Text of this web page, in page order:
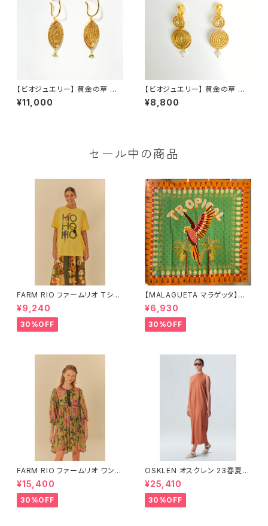
【ビオジュエリー】 黄金の草 カッ
ピンドウラード イヤーカフ リ
ーフ ペリドット
¥11,000
【ビオジュエリー】 黄金の草 カッ
ピンドウラード ピアス＆イヤリ
ング ダブルスパイラル 淡水
¥8,800
セール中の商品
FARM RIO ファームリオ Tシャ
ツ HOHOHO
¥9,240
30%OFF
【MALAGUETA マラゲッタ】カ
ンガ TROPICAL
¥6,930
30%OFF
FARM RIO ファームリオ ワンピ
ース Aurora Floral
¥15,400
30%OFF
OSKLEN オスクレン 23春夏
ワンピース 1088-67330
¥25,410
30%OFF